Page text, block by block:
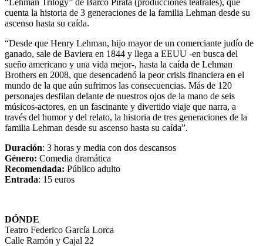
cuenta la historia de 3 generaciones de la familia Lehman desde su
ascenso hasta su caída.
“Desde que Henry Lehman, hijo mayor de un comerciante judío de
ganado, sale de Baviera en 1844 y llega a EEUU -en busca del
sueño americano y una vida mejor-, hasta la caída de Lehman
Brothers en 2008, que desencadenó la peor crisis financiera en el
mundo de la que aún sufrimos las consecuencias. Más de 120
personajes desfilan delante de nuestros ojos de la mano de seis
músicos-actores, en un fascinante y divertido viaje que narra, a
través del humor y del relato, la historia de tres generaciones de la
familia Lehman desde su ascenso hasta su caída”.
Duración: 3 horas y media con dos descansos
Género: Comedia dramática
Recomendada: Público adulto
Entrada: 15 euros
DÓNDE
Teatro Federico García Lorca
Calle Ramón y Cajal 22